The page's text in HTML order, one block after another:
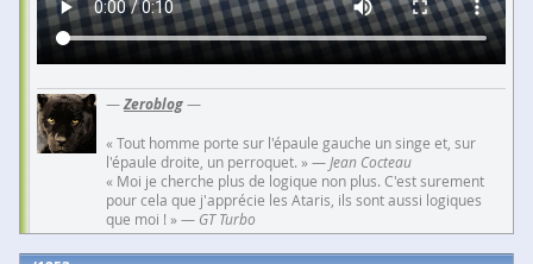
—Zeroblog—
« Tout homme porte sur l'épaule gauche un singe et, sur
l'épaule droite, un perroquet. » —Jean Cocteau
« Moi je cherche plus de logique non plus. C'est surement
pour cela que j'apprécie les Ataris, ils sont aussi logiques
que moi ! » — GT Turbo